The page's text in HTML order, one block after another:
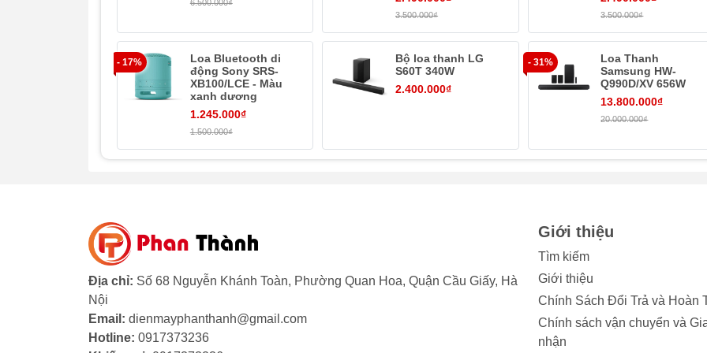
6.500.000₫
3.500.000₫ 3.500.000₫
- 17%
Loa Bluetooth di
động Sony SRS-
XB100/LCE - Màu
xanh dương
1.245.000₫
1.500.000₫
Bộ loa thanh LG
S60T 340W
2.400.000₫
- 31%
Loa Thanh
Samsung HW-
Q990D/XV 656W
13.800.000₫
20.000.000₫
Địa chỉ: Số 68 Nguyễn Khánh Toàn, Phường Quan Hoa, Quận Cầu Giấy, Hà
Nội
Email: dienmayphanthanh@gmail.com
Hotline: 0917373236
Giới thiệu
Tìm kiếm
Giới thiệu
Chính Sách Đổi Trả và Hoàn
Chính sách vận chuyển và
nhận